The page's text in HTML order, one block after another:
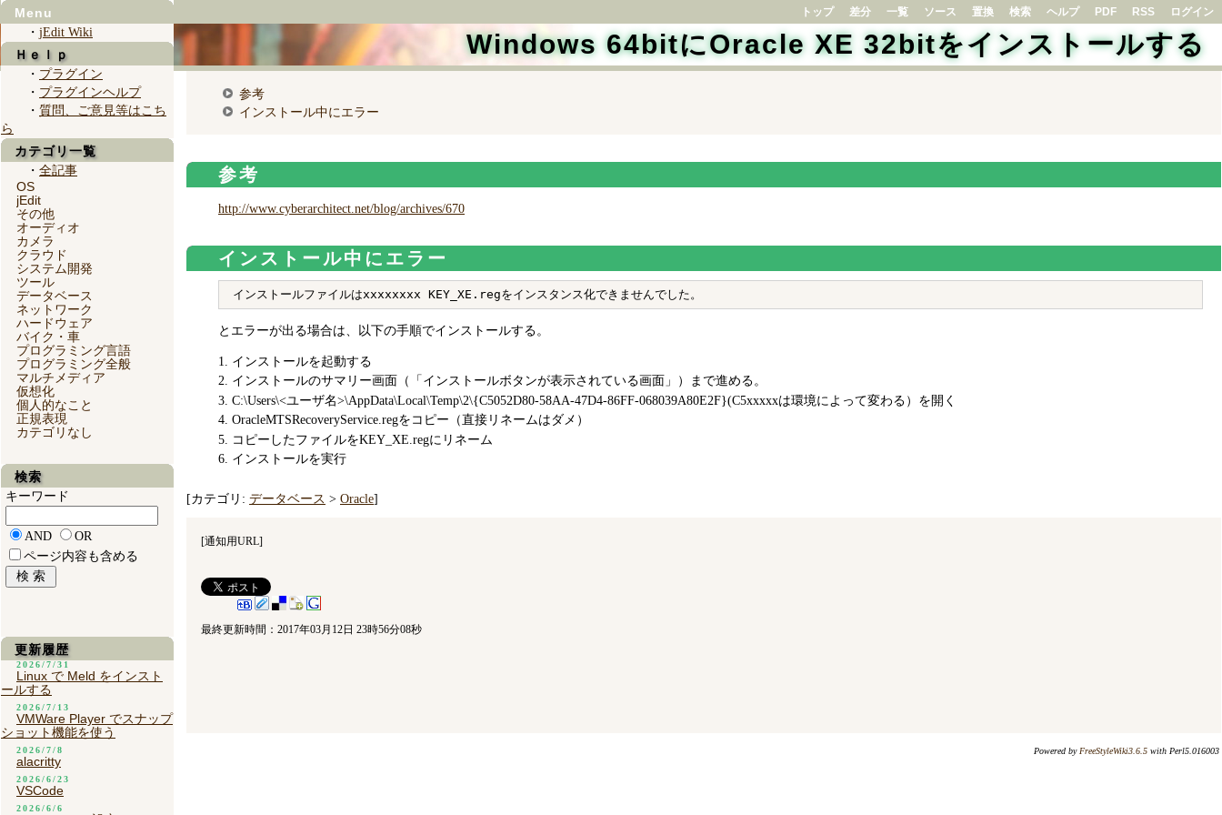
トップ 差分 一覧 ソース 置換 検索 ヘルプ PDF RSS ログイン
Windows 64bitにOracle XE 32bitをインストールする
参考
インストール中にエラー
参考
http://www.cyberarchitect.net/blog/archives/670
インストール中にエラー
とエラーが出る場合は、以下の手順でインストールする。
インストールを起動する
インストールのサマリー画面（「インストールボタンが表示されている画面」）まで進める。
C:\Users\<ユーザ名>\AppData\Local\Temp\2\{C5052D80-58AA-47D4-86FF-068039A80E2F}(C5xxxxxは環境によって変わる）を開く
OracleMTSRecoveryService.regをコピー（直接リネームはダメ）
コピーしたファイルをKEY_XE.regにリネーム
インストールを実行
[カテゴリ: データベース > Oracle]
[通知用URL]
最終更新時間：2017年03月12日 23時56分08秒
Menu
・ jEdit Wiki
Ｈｅｌｐ
・ プラグイン
・ プラグインヘルプ
・ 質問、ご意見等はこち
ら
カテゴリ一覧
・ 全記事
OS
jEdit
その他
オーディオ
カメラ
クラウド
システム開発
ツール
データベース
ネットワーク
ハードウェア
バイク・車
プログラミング言語
プログラミング全般
マルチメディア
仮想化
個人的なこと
正規表現
カテゴリなし
検索
キーワード
AND
OR
ページ内容も含める
更新履歴
2026/7/31
Linux で Meld をインスト
ールする
2026/7/13
VMWare Player でスナップ
ショット機能を使う
2026/7/8
alacritty
2026/6/23
VSCode
2026/6/6
Powered by FreeStyleWiki3.6.5 with Perl5.016003